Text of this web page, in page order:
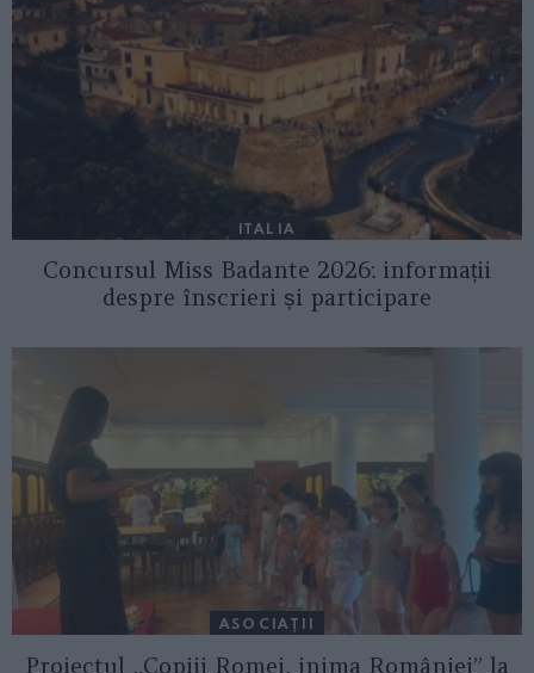
ITALIA
Concursul Miss Badante 2026: informații
despre înscrieri și participare
ASOCIAŢII
Proiectul „Copiii Romei, inima României” la